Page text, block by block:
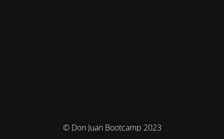
© Don Juan Bootcamp 2023